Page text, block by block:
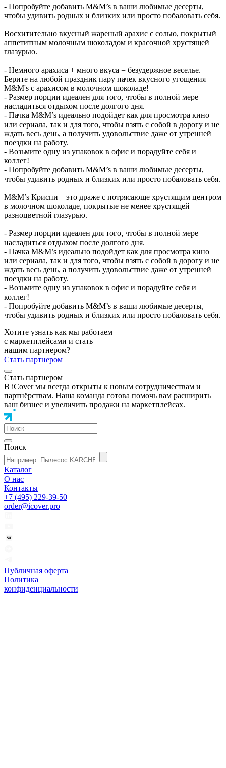
- Попробуйте добавить M&M’s в ваши любимые десерты,
чтобы удивить родных и близких или просто побаловать себя.
Восхитительно вкусный жареный арахис с солью, покрытый
аппетитным молочным шоколадом и красочной хрустящей
глазурью.
- Немного арахиса + много вкуса = безудержное веселье.
Берите на любой праздник пару пачек вкусного угощения
M&M's с арахисом в молочном шоколаде!
- Размер порции идеален для того, чтобы в полной мере
насладиться отдыхом после долгого дня.
- Пачка M&M’s идеально подойдет как для просмотра кино
или сериала, так и для того, чтобы взять с собой в дорогу и не
ждать весь день, а получить удовольствие даже от утренней
поездки на работу.
- Возьмите одну из упаковок в офис и порадуйте себя и
коллег!
- Попробуйте добавить M&M’s в ваши любимые десерты,
чтобы удивить родных и близких или просто побаловать себя.
M&M’s Криспи – это драже с потрясающе хрустящим центром
в молочном шоколаде, покрытые не менее хрустящей
разноцветной глазурью.
- Размер порции идеален для того, чтобы в полной мере
насладиться отдыхом после долгого дня.
- Пачка M&M’s идеально подойдет как для просмотра кино
или сериала, так и для того, чтобы взять с собой в дорогу и не
ждать весь день, а получить удовольствие даже от утренней
поездки на работу.
- Возьмите одну из упаковок в офис и порадуйте себя и
коллег!
- Попробуйте добавить M&M’s в ваши любимые десерты,
чтобы удивить родных и близких или просто побаловать себя.
Хотите узнать как мы работаем
с маркетплейсами и стать
нашим партнером?
Стать партнером
Стать партнером
В iCover мы всегда открыты к новым сотрудничествам и
партнёрствам. Наша команда готова помочь вам расширить
ваш бизнес и увеличить продажи на маркетплейсах.
Поиск
Каталог
О нас
Контакты
+7 (495) 229-39-50
order@icover.pro
Публичная оферта
Политика
конфиденциальности